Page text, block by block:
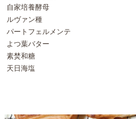
自家培養酵母
ルヴァン種
パートフェルメンテ
よつ葉バター
素焚和糖
天日海塩